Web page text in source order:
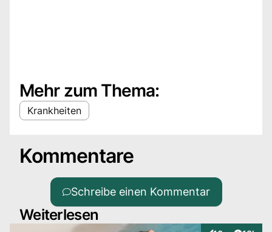
Mehr zum Thema:
Krankheiten
Kommentare
Schreibe einen Kommentar
Weiterlesen